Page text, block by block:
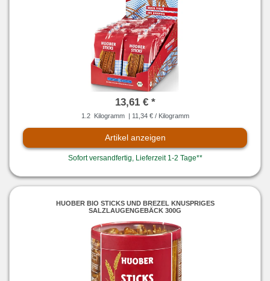
13,61 € *
1.2 Kilogramm | 11,34 € / Kilogramm
Artikel anzeigen
Sofort versandfertig, Lieferzeit 1-2 Tage**
HUOBER BIO STICKS UND BREZEL KNUSPRIGES
SALZLAUGENGEBÄCK 300G